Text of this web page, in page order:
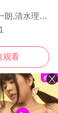
守由美里,大谷育江,上坂堇
观看